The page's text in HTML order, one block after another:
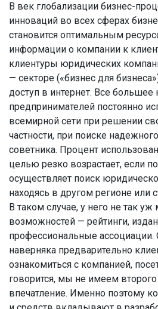
В век глобализации бизнес-
инноваций во всех сферах
становится оптимальным
информации о компании к
клиентуры юридических
— секторе («бизнес для
доступ в интернет. Все большее
предпринимателей постоянно
всемирной сети при решении
частности, при поиске
советника. Процент
целью резко возрастает, если
осуществляет поиск
находясь в другом регионе или
В таком случае, у него не так
возможностей — рейтинги,
профессиональные ассоциации.
наверняка предварительно
ознакомиться с компанией,
говорится, мы не имеем
впечатление. Именно поэтому